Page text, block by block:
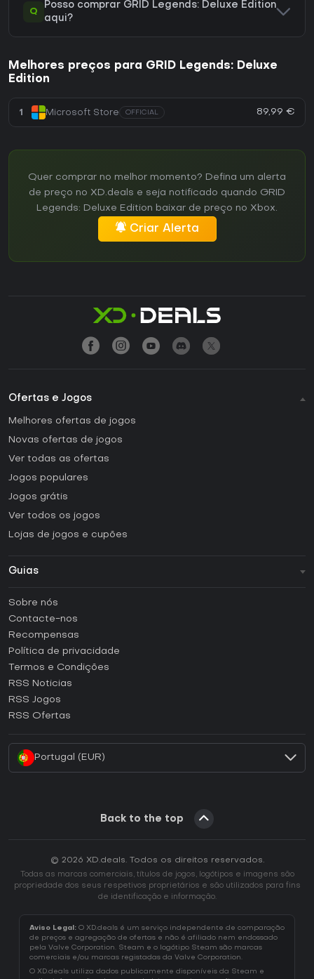
Q
Posso comprar GRID Legends: Deluxe Edition
aqui?
Melhores preços para GRID Legends: Deluxe
Edition
1 Microsoft Store OFFICIAL 89,99 €
Quer comprar no melhor momento? Defina um alerta
de preço no XD.deals e seja notificado quando GRID
Legends: Deluxe Edition baixar de preço no Xbox.
Criar Alerta
Ofertas e Jogos
Melhores ofertas de jogos
Novas ofertas de jogos
Ver todas as ofertas
Jogos populares
Jogos grátis
Ver todos os jogos
Lojas de jogos e cupões
Guias
Como ativar uma CD Key Steam?
Como ativar uma CD Key Epic Games?
Como ativar uma CD Key GOG?
Como ativar uma CD Key Ubisoft Connect?
Sobre nós
Contacte-nos
Recompensas
Política de privacidade
Termos e Condições
RSS Noticias
RSS Jogos
RSS Ofertas
Portugal (EUR)
Back to the top
© 2026 XD.deals. Todos os direitos reservados.
Todas as marcas comerciais, títulos de jogos, logótipos e imagens são
propriedade dos seus respetivos proprietários e são utilizados para fins
de identificação e informação.
Aviso Legal: O XD.deals é um serviço independente de comparação
de preços e agregação de ofertas e não é afiliado nem endossado
pela Valve Corporation. Steam e o logótipo Steam são marcas
comerciais e/ou marcas registadas da Valve Corporation.
O XD.deals utiliza dados publicamente disponíveis da Steam e